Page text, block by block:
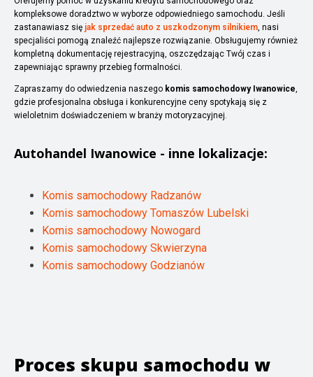
kompleksowe doradztwo w wyborze odpowiedniego samochodu. Jeśli
zastanawiasz się jak sprzedać auto z uszkodzonym silnikiem, nasi
specjaliści pomogą znaleźć najlepsze rozwiązanie. Obsługujemy również
kompletną dokumentację rejestracyjną, oszczędzając Twój czas i
zapewniając sprawny przebieg formalności.
Zapraszamy do odwiedzenia naszego komis samochodowy Iwanowice,
gdzie profesjonalna obsługa i konkurencyjne ceny spotykają się z
wieloletnim doświadczeniem w branży motoryzacyjnej.
Autohandel Iwanowice - inne lokalizacje:
Komis samochodowy Radzanów
Komis samochodowy Tomaszów Lubelski
Komis samochodowy Nowogard
Komis samochodowy Skwierzyna
Komis samochodowy Godzianów
Proces skupu samochodu w